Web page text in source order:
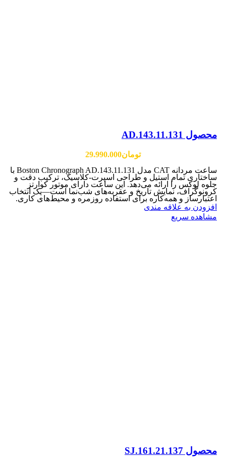
محصول AD.143.11.131
تومان29.990.000
ساعت مردانه CAT مدل Boston Chronograph AD.143.11.131 با
ساختاری تمام استیل و طراحی اسپرت-کلاسیک، ترکیب دقت و
جلوه لوکس را ارائه می‌دهد. این ساعت دارای موتور کوارتز
کرونوگراف، نمایش تاریخ و عقربه‌های شب‌نما است—یک انتخاب
اعتبارساز و همه‌کاره برای استفاده روزمره و محیط‌های کاری.
افزودن به علاقه مندی
مشاهده سریع
محصول SJ.161.21.137